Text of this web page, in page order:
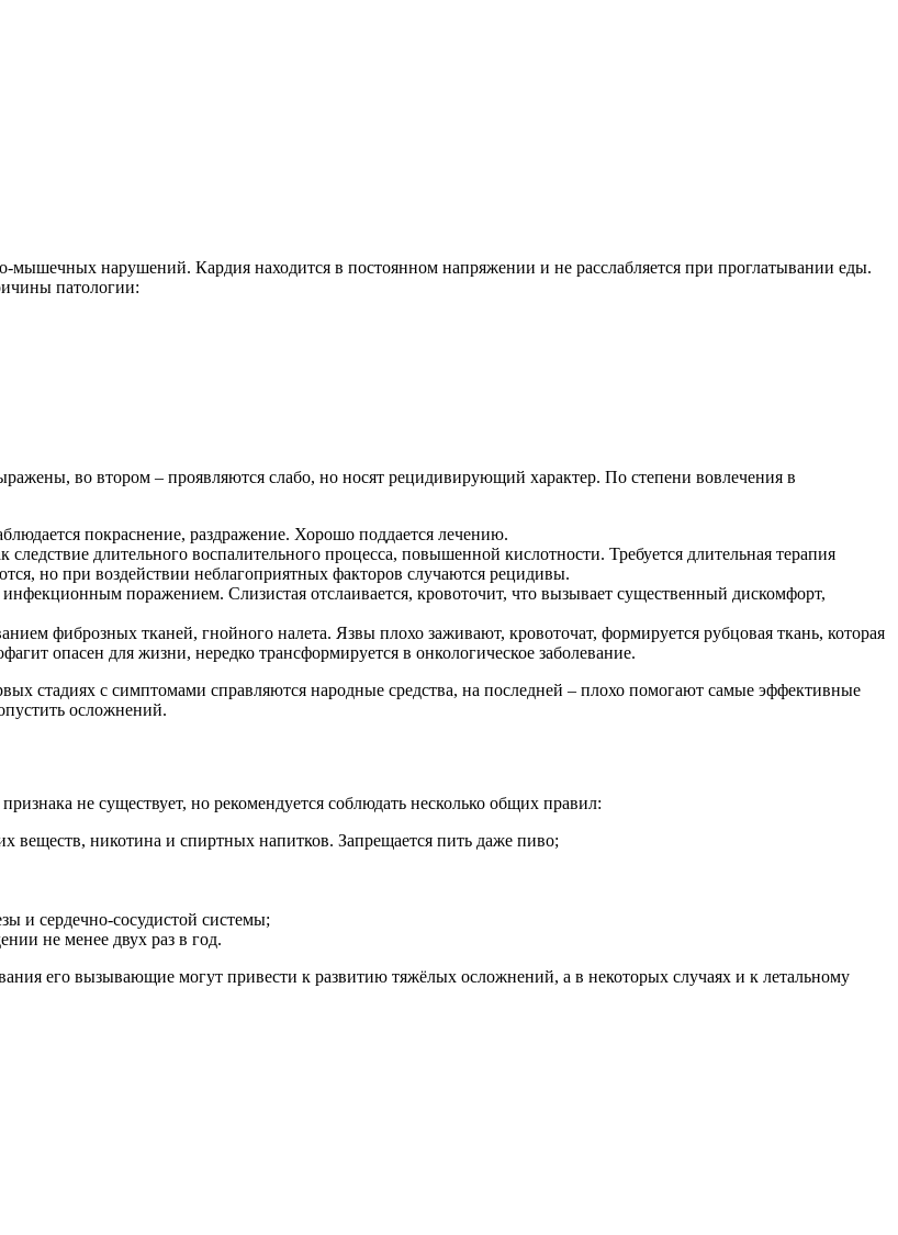
мышечных нарушений. Кардия находится в постоянном напряжении и не расслабляется при проглатывании еды.
патологии:
во втором – проявляются слабо, но носят рецидивирующий характер. По степени вовлечения в
покраснение, раздражение. Хорошо поддается лечению.
длительного воспалительного процесса, повышенной кислотности. Требуется длительная терапия
но при воздействии неблагоприятных факторов случаются рецидивы.
поражением. Слизистая отслаивается, кровоточит, что вызывает существенный дискомфорт,
фиброзных тканей, гнойного налета. Язвы плохо заживают, кровоточат, формируется рубцовая ткань, которая
опасен для жизни, нередко трансформируется в онкологическое заболевание.
стадиях с симптомами справляются народные средства, на последней – плохо помогают самые эффективные
осложнений.
не существует, но рекомендуется соблюдать несколько общих правил:
веществ, никотина и спиртных напитков. Запрещается пить даже пиво;
и сердечно-сосудистой системы;
не менее двух раз в год.
его вызывающие могут привести к развитию тяжёлых осложнений, а в некоторых случаях и к летальному